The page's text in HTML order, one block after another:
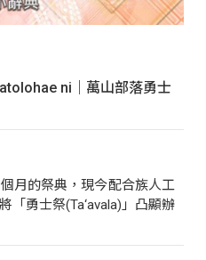
ni｜萬山部落勇士
月的祭典，現今配合族人工
「勇士祭(Ta‘avala)」凸顯辦